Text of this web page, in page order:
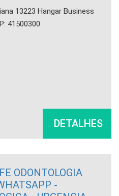
13223 Hangar Business
41500300
DETALHES
ODONTOLOGIA
-